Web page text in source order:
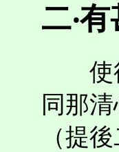
二‧
使徒
同那
（提